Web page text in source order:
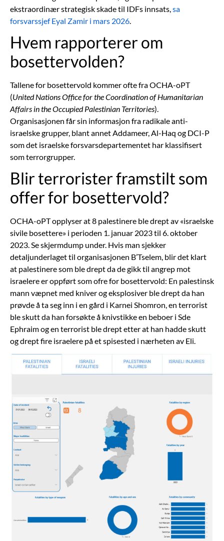
ekstraordinær strategisk skade til IDFs innsats,sa
forsvarssjef Eyal Zamir i mars 2026.
Hvem rapporterer om
bosettervolden?
Tallene for bosettervold kommer ofte fra OCHA-oPT
(United Nations Office for the Coordination of Humanitarian
Affairs in the Occupied Palestinian Territories).
Organisasjonen får sin informasjon fra radikale anti-
israelske grupper, blant annet Addameer, Al-Haq og DCI-P
som det israelske forsvarsdepartementet har klassifisert
som terrorgrupper.
Blir terrorister framstilt som
offer for bosettervold?
OCHA-oPT opplyser at 8 palestinere ble drept av «israelske
sivile bosettere» i perioden 1. januar 2023 til 6. oktober
2023. Se skjermdump under. Hvis man sjekker
detaljunderlaget til organisasjonen B’Tselem, blir det klart
at palestinere som ble drept da de gikk til angrep mot
israelere er oppført som ofre for bosettervold: En palestinsk
mann væpnet med kniver og eksplosiver ble drept da han
prøvde å ta seg inn i en gård i Karnei Shomron, en terrorist
ble skutt da han forsøkte å knivstikke en beboer i Sde
Ephraim og en terrorist ble drept etter at han hadde skutt
og drept fire israelere på et spisested i nærheten av Eli.